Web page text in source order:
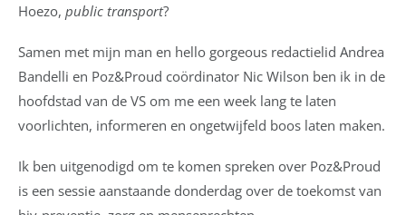
Hoezo, public transport?
Samen met mijn man en hello gorgeous redactielid Andrea
Bandelli en Poz&Proud coördinator Nic Wilson ben ik in de
hoofdstad van de VS om me een week lang te laten
voorlichten, informeren en ongetwijfeld boos laten maken.
Ik ben uitgenodigd om te komen spreken over Poz&Proud
is een sessie aanstaande donderdag over de toekomst van